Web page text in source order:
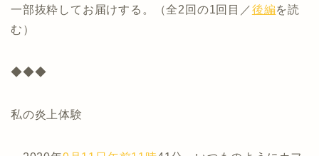
一部抜粋してお届けする。（全2回の1回目／後編を読
む）
◆◆◆
私の炎上体験